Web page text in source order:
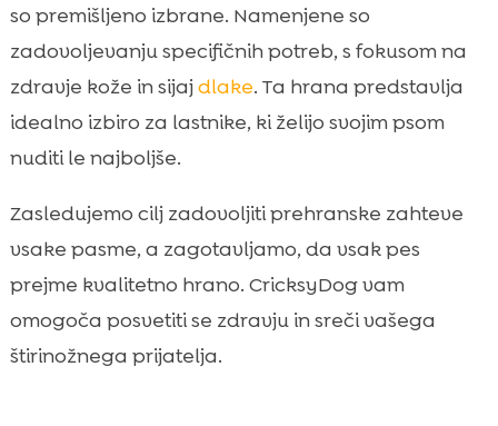
so premišljeno izbrane. Namenjene so
zadovoljevanju specifičnih potreb, s fokusom na
zdravje kože in sijajdlake. Ta hrana predstavlja
idealno izbiro za lastnike, ki želijo svojim psom
nuditi le najboljše.
Zasledujemo cilj zadovoljiti prehranske zahteve
vsake pasme, a zagotavljamo, da vsak pes
prejme kvalitetno hrano. CricksyDog vam
omogoča posvetiti se zdravju in sreči vašega
štirinožnega prijatelja.